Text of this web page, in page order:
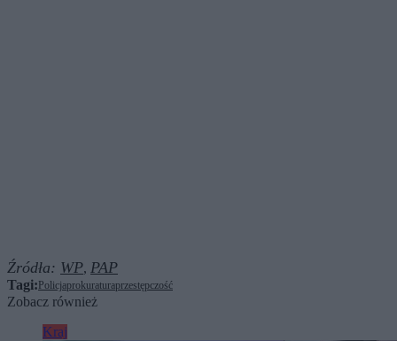
Źródła: WP, PAP
Tagi: Policjaprokuraturaprzestępczość
Zobacz również
Kraj